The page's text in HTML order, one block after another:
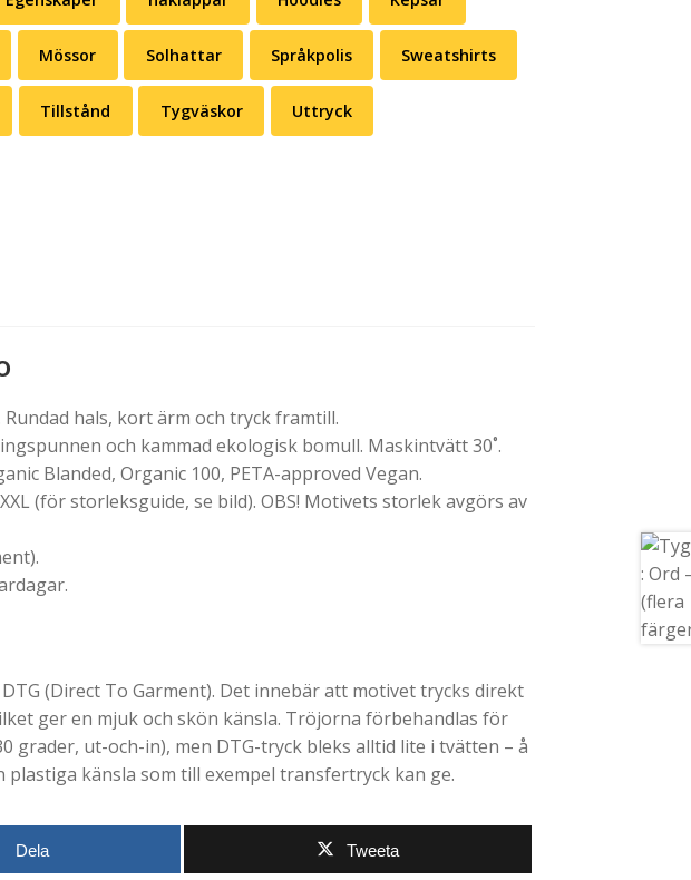
Mössor Solhattar Språkpolis Sweatshirts
Tillstånd Tygväskor Uttryck
Rundad hals, kort ärm och tryck framtill.
och kammad ekologisk bomull. Maskintvätt 30˚.
Blanded, Organic 100, PETA-approved Vegan.
(för storleksguide, se bild). OBS! Motivets storlek avgörs av
(Direct To Garment). Det innebär att motivet trycks direkt
ger en mjuk och skön känsla. Tröjorna förbehandlas för
grader, ut-och-in), men DTG-tryck bleks alltid lite i tvätten – å
plastiga känsla som till exempel transfertryck kan ge.
Dela Tweeta